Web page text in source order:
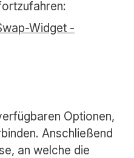
Optionen,
Anschließend
an welche die